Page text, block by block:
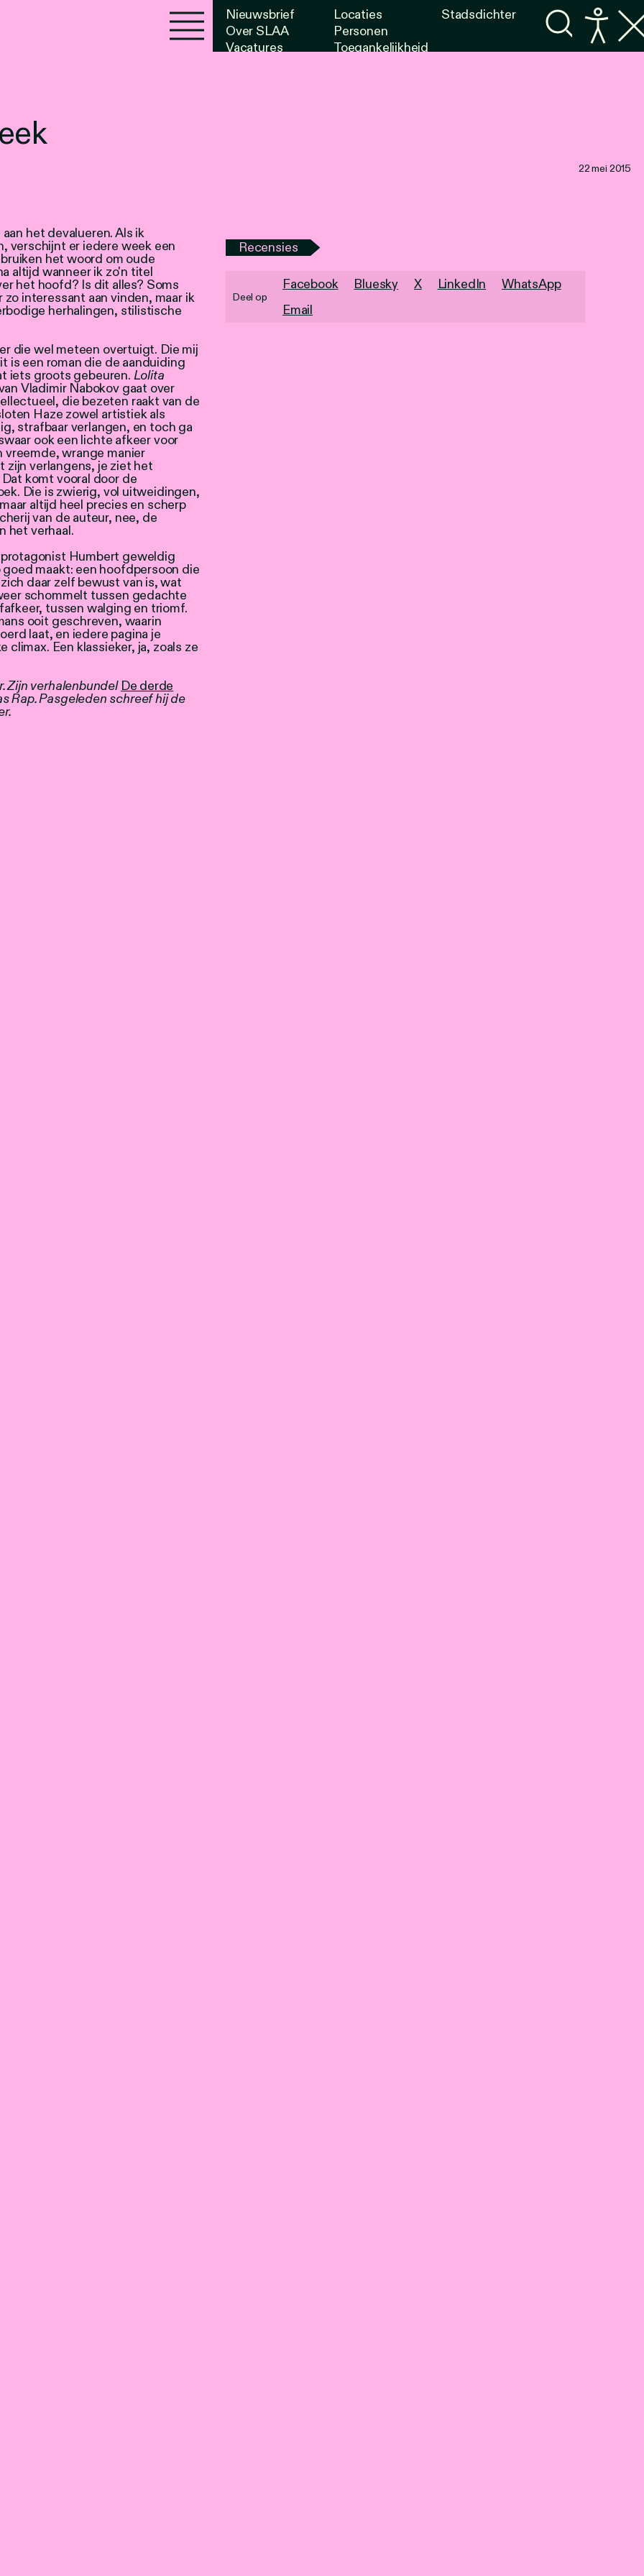
22 mei 2015
het devalueren. Als ik
verschijnt er iedere week een
het woord om oude
altijd wanneer ik zo'n titel
het hoofd? Is dit alles? Soms
interessant aan vinden, maar ik
herhalingen, stilistische
die wel meteen overtuigt. Die mij
is een roman die de aanduiding
iets groots gebeuren. Lolita
Vladimir Nabokov gaat over
die bezeten raakt van de
Haze zowel artistiek als
strafbaar verlangen, en toch ga
ook een lichte afkeer voor
vreemde, wrange manier
zijn verlangens, je ziet het
komt vooral door de
Die is zwierig, vol uitweidingen,
altijd heel precies en scherp
van de auteur, nee, de
het verhaal.
Humbert geweldig
maakt: een hoofdpersoon die
daar zelf bewust van is, wat
schommelt tussen gedachte
tussen walging en triomf.
ooit geschreven, waarin
laat, en iedere pagina je
Een klassieker, ja, zoals ze
Zijn verhalenbundel De derde
Rap. Pasgeleden schreef hij de
Recensies
Deel op
Facebook Bluesky X LinkedIn
WhatsApp
Email
Nieuwsbrief
Over SLAA
Vacatures
Locaties
Personen
Toegankelijkheid
Stadsdichter